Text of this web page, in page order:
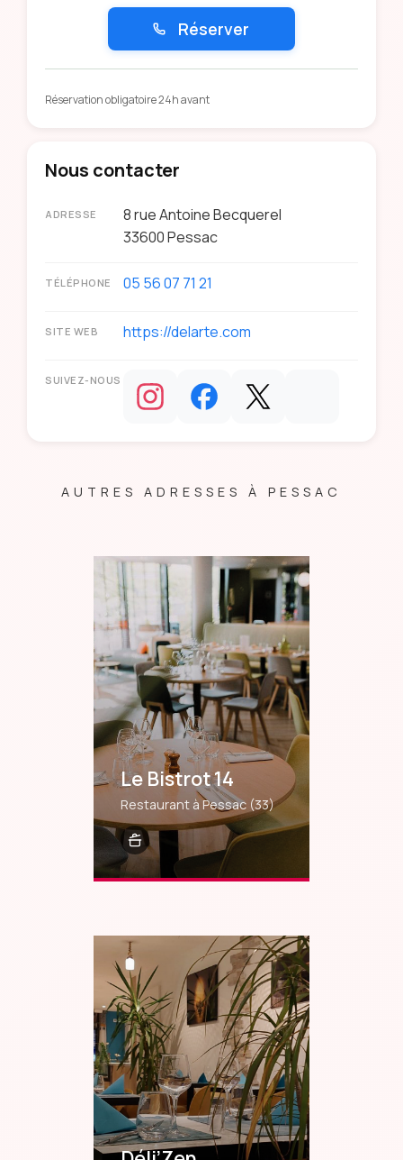
Réserver
Réservation obligatoire 24h avant
Nous contacter
ADRESSE
8 rue Antoine Becquerel
33600Pessac
TÉLÉPHONE 05 56 07 71 21
SITE WEB https://delarte.com
SUIVEZ-NOUS
AUTRES ADRESSES À PESSAC
Le Bistrot 14
Restaurant à Pessac (33)